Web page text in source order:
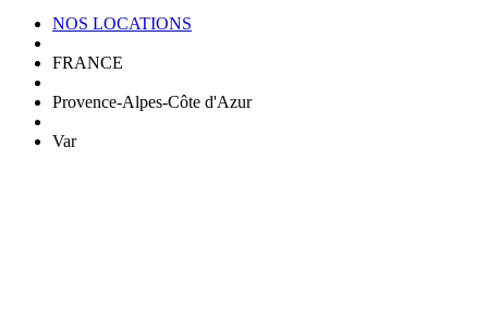
NOS LOCATIONS
FRANCE
Provence-Alpes-Côte d'Azur
Var